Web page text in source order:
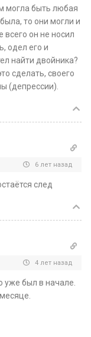
могла быть любая
то они могли и
он не носил
одел его и
найти двойника?
сделать, своего
(депрессии).
6 лет назад
след
4 лет назад
уже был в начале.